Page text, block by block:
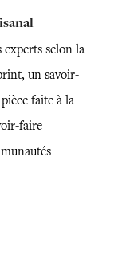
experts selon la
un savoir-
faite à la
faire